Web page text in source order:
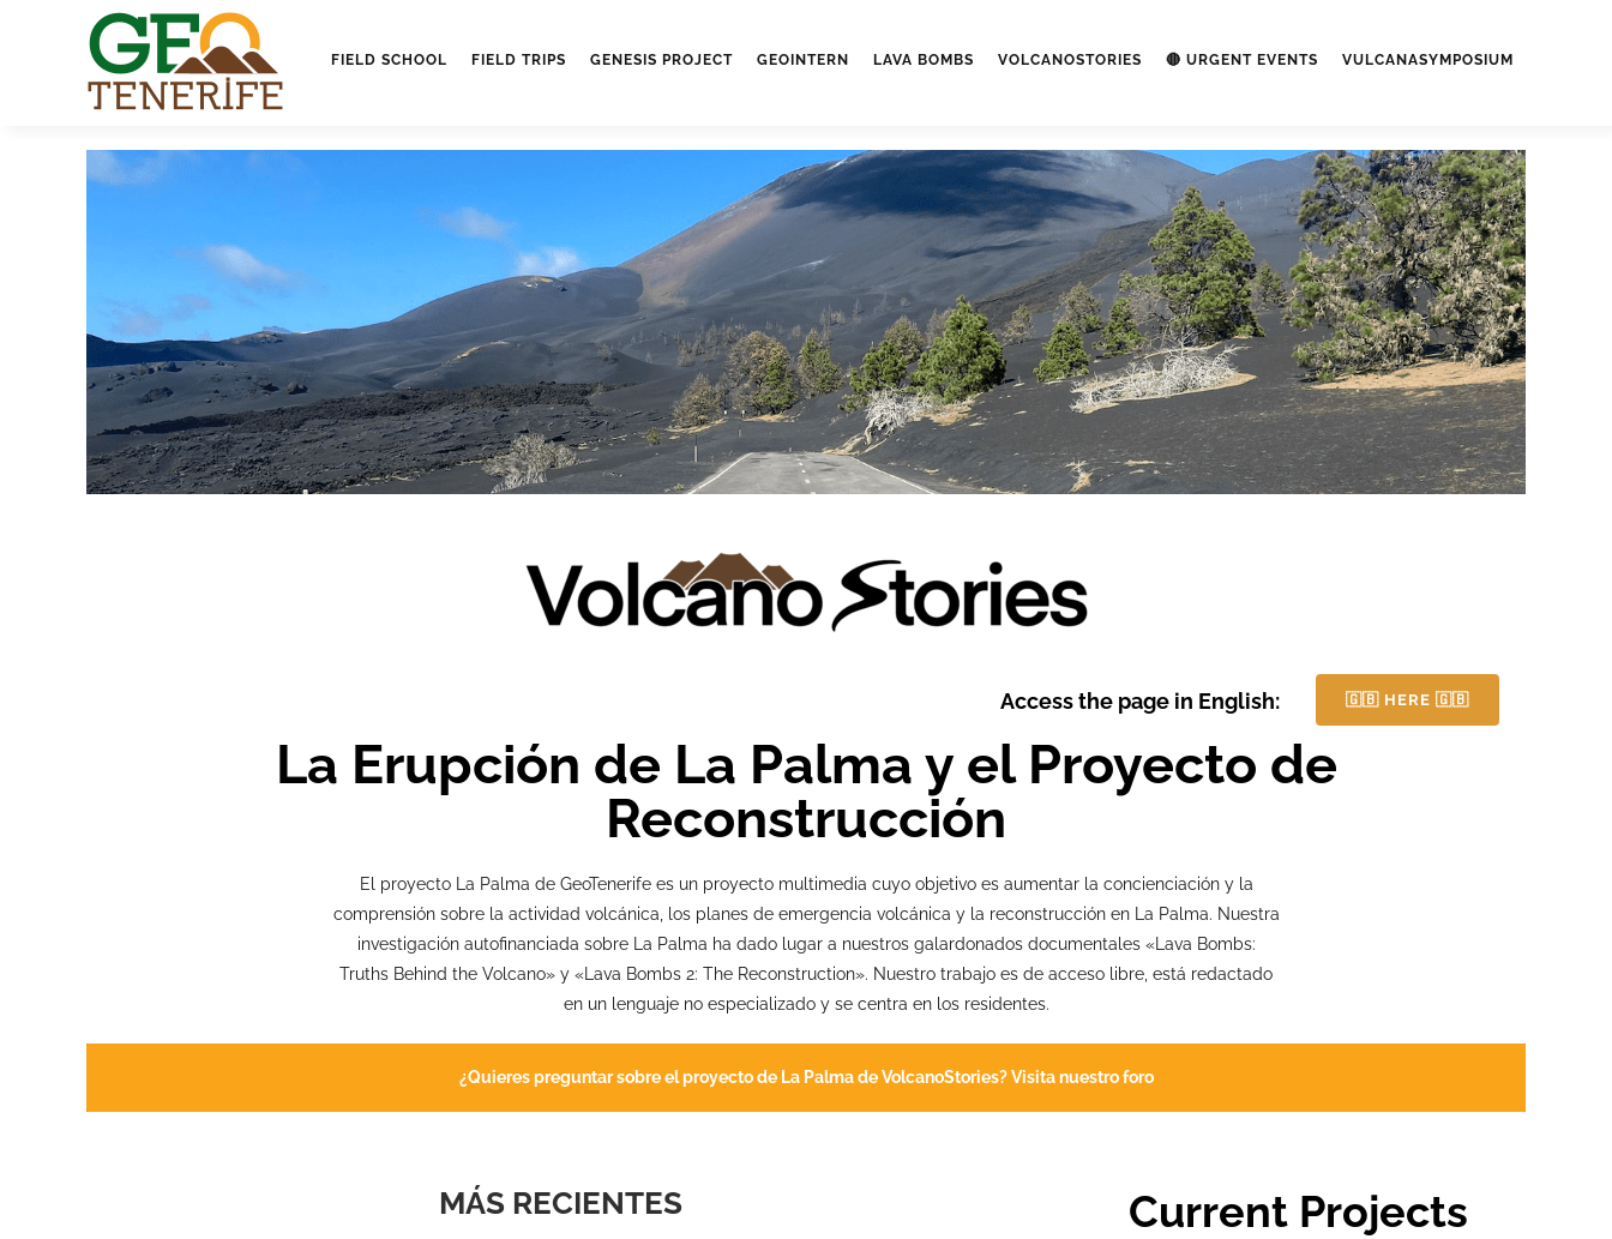
FIELD SCHOOL FIELD TRIPS GENESIS PROJECT GEOINTERN LAVA BOMBS VOLCANOSTORIES 🔴 URGENT EVENTS VULCANASYMPOSIUM
Access the page in English: 🇬🇧 HERE 🇬🇧
La Erupción de La Palma y el Proyecto de
Reconstrucción
El proyecto La Palma de GeoTenerife es un proyecto multimedia cuyo objetivo es aumentar la concienciación y la
comprensión sobre la actividad volcánica, los planes de emergencia volcánica y la reconstrucción en La Palma. Nuestra
investigación autofinanciada sobre La Palma ha dado lugar a nuestros galardonados documentales «Lava Bombs:
Truths Behind the Volcano» y «Lava Bombs 2: The Reconstruction». Nuestro trabajo es de acceso libre, está redactado
en un lenguaje no especializado y se centra en los residentes.
¿Quieres preguntar sobre el proyecto de La Palma de VolcanoStories? Visita nuestro foro
MÁS RECIENTES Current Projects